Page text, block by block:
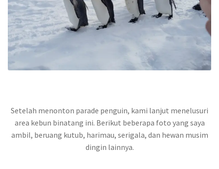
Setelah menonton parade penguin, kami lanjut menelusuri
area kebun binatang ini. Berikut beberapa foto yang saya
ambil, beruang kutub, harimau, serigala, dan hewan musim
dingin lainnya.